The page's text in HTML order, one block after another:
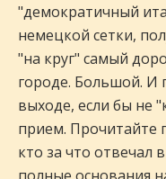
"демократичный
немецкой сетки,
"на круг" самый
городе. Большой. И
выходе, если бы не
прием. Прочитайте
кто за что отвечал